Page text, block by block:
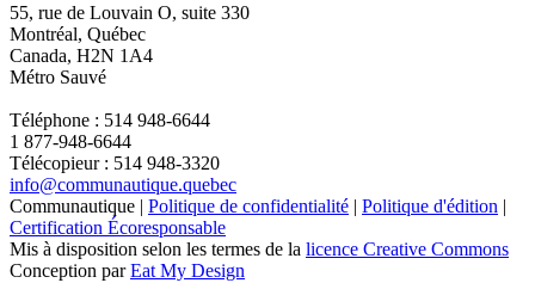
55, rue de Louvain O, suite 330
Montréal, Québec
Canada, H2N 1A4
Métro Sauvé
Téléphone : 514 948-6644
1 877-948-6644
Télécopieur : 514 948-3320
info@communautique.quebec
Communautique | Politique de confidentialité | Politique d'édition |
Certification Écoresponsable
Mis à disposition selon les termes de la licence Creative Commons
Conception parEat My Design